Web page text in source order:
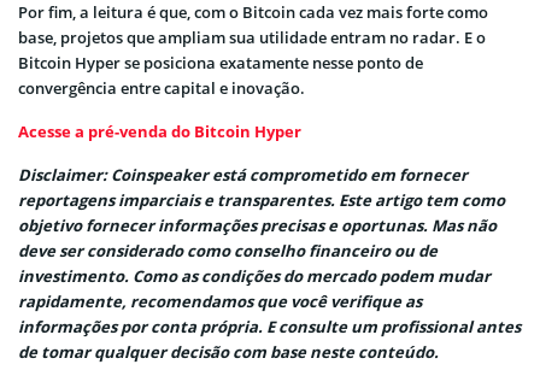
Por fim, a leitura é que, com o Bitcoin cada vez mais forte como
base, projetos que ampliam sua utilidade entram no radar. E o
Bitcoin Hyper se posiciona exatamente nesse ponto de
convergência entre capital e inovação.
Acesse a pré-venda do Bitcoin Hyper
Disclaimer: Coinspeaker está comprometido em fornecer
reportagens imparciais e transparentes. Este artigo tem como
objetivo fornecer informações precisas e oportunas. Mas não
deve ser considerado como conselho financeiro ou de
investimento. Como as condições do mercado podem mudar
rapidamente, recomendamos que você verifique as
informações por conta própria. E consulte um profissional antes
de tomar qualquer decisão com base neste conteúdo.